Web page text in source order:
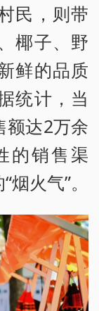
民，则带
椰子、野
鲜的品质
统计，当
额达2万余
的销售渠
火气”。